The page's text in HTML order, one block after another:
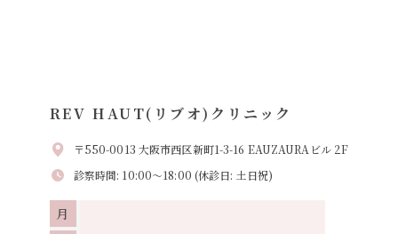
REV HAUT(リブオ)クリニック
〒550-0013 大阪市西区新町1-3-16 EAUZAURAビル 2F
診察時間: 10:00～18:00 (休診日: 土日祝)
月